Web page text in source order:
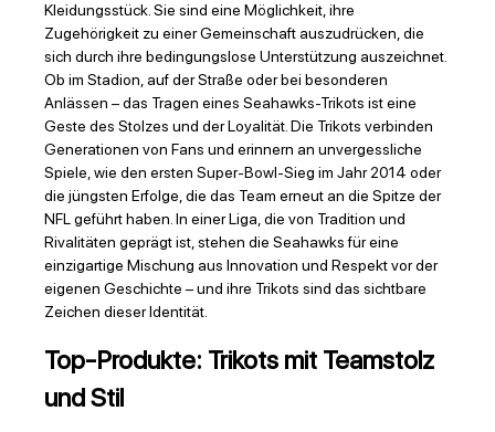
Kleidungsstück. Sie sind eine Möglichkeit, ihre
Zugehörigkeit zu einer Gemeinschaft auszudrücken, die
sich durch ihre bedingungslose Unterstützung auszeichnet.
Ob im Stadion, auf der Straße oder bei besonderen
Anlässen – das Tragen eines Seahawks-Trikots ist eine
Geste des Stolzes und der Loyalität. Die Trikots verbinden
Generationen von Fans und erinnern an unvergessliche
Spiele, wie den ersten Super-Bowl-Sieg im Jahr 2014 oder
die jüngsten Erfolge, die das Team erneut an die Spitze der
NFL geführt haben. In einer Liga, die von Tradition und
Rivalitäten geprägt ist, stehen die Seahawks für eine
einzigartige Mischung aus Innovation und Respekt vor der
eigenen Geschichte – und ihre Trikots sind das sichtbare
Zeichen dieser Identität.
Top-Produkte: Trikots mit Teamstolz
und Stil